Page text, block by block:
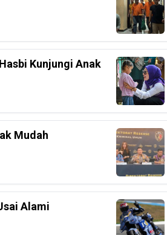
Kunjungi Anak
Mudah
Alami